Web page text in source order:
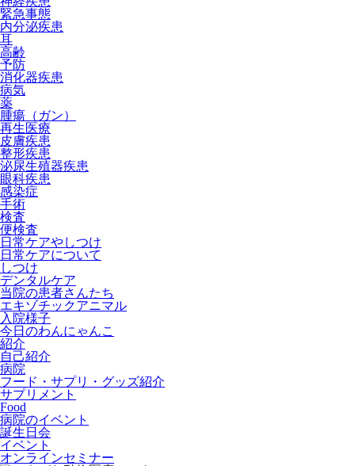
緊急事態
内分泌疾患
耳
高齢
予防
消化器疾患
病気
薬
腫瘍（ガン）
再生医療
皮膚疾患
整形疾患
泌尿生殖器疾患
眼科疾患
感染症
手術
検査
便検査
日常ケアやしつけ
日常ケアについて
しつけ
デンタルケア
当院の患者さんたち
エキゾチックアニマル
入院様子
今日のわんにゃんこ
紹介
自己紹介
病院
フード・サプリ・グッズ紹介
サプリメント
Food
病院のイベント
誕生日会
イベント
オンラインセミナー